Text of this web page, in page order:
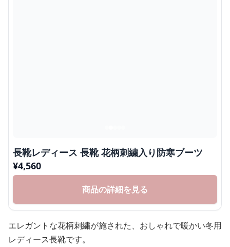
長靴レディース 長靴 花柄刺繍入り防寒ブーツ
¥4,560
商品の詳細を見る
エレガントな花柄刺繍が施された、おしゃれで暖かい冬用
レディース長靴です。